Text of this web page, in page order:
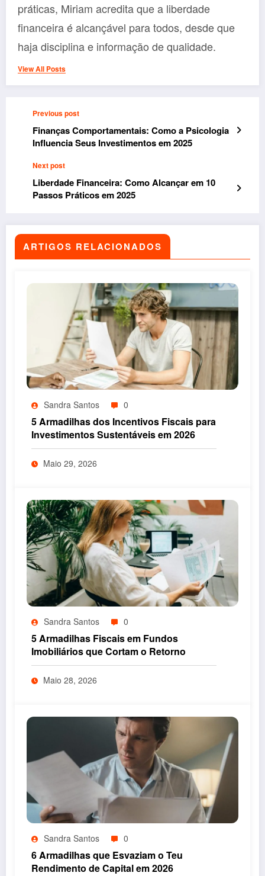
práticas, Miriam acredita que a liberdade
financeira é alcançável para todos, desde que
haja disciplina e informação de qualidade.
View All Posts
Previous post
Finanças Comportamentais: Como a Psicologia
Influencia Seus Investimentos em 2025
Next post
Liberdade Financeira: Como Alcançar em 10
Passos Práticos em 2025
ARTIGOS RELACIONADOS
Sandra Santos 0
5 Armadilhas dos Incentivos Fiscais para
Investimentos Sustentáveis em 2026
Maio 29, 2026
Sandra Santos 0
5 Armadilhas Fiscais em Fundos
Imobiliários que Cortam o Retorno
Maio 28, 2026
Sandra Santos 0
6 Armadilhas que Esvaziam o Teu
Rendimento de Capital em 2026